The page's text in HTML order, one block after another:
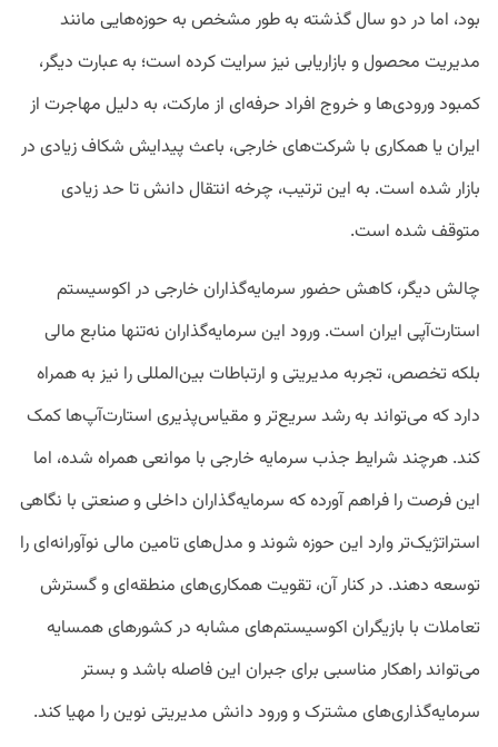
بود، اما در دو سال گذشته به طور مشخص به حوزه‌هایی مانند
مدیریت محصول و بازاریابی نیز سرایت کرده است؛ به عبارت دیگر،
کمبود ورودی‌ها و خروج افراد حرفه‌ای از مارکت، به دلیل مهاجرت از
ایران یا همکاری با شرکت‌های خارجی، باعث پیدایش شکاف زیادی در
بازار شده است. به این ترتیب، چرخه انتقال دانش تا حد زیادی
متوقف شده است.
چالش دیگر، کاهش حضور سرمایه‌گذاران خارجی در اکوسیستم
استارت‌آپی ایران است. ورود این سرمایه‌گذاران نه‌تنها منابع مالی
بلکه تخصص، تجربه مدیریتی و ارتباطات بین‌المللی را نیز به همراه
دارد که می‌تواند به رشد سریع‌تر و مقیاس‌پذیری استارت‌آپ‌ها کمک
کند. هرچند شرایط جذب سرمایه خارجی با موانعی همراه شده، اما
این فرصت را فراهم آورده که سرمایه‌گذاران داخلی و صنعتی با نگاهی
استراتژیک‌تر وارد این حوزه شوند و مدل‌های تامین مالی نوآورانه‌ای را
توسعه دهند. در کنار آن، تقویت همکاری‌های منطقه‌ای و گسترش
تعاملات با بازیگران اکوسیستم‌های مشابه در کشورهای همسایه
می‌تواند راهکار مناسبی برای جبران این فاصله باشد و بستر
سرمایه‌گذاری‌های مشترک و ورود دانش مدیریتی نوین را مهیا کند.